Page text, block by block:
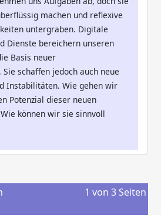
machen und reflexive
untergraben. Digitale
Dienste bereichern unseren
Basis neuer
schaffen jedoch auch neue
Instabilitäten. Wie gehen wir
Potenzial dieser neuen
können wir sie sinnvoll
1 von 3 Seiten